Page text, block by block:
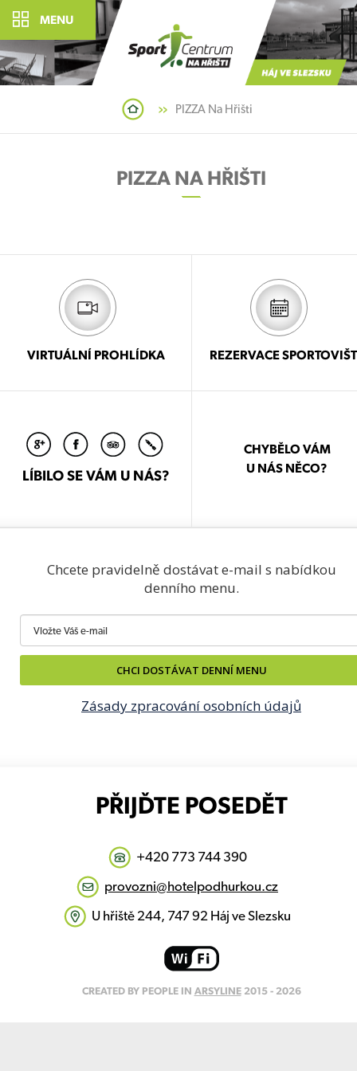
MENU
PIZZA Na Hřišti
PIZZA NA HŘIŠTI
VIRTUÁLNÍ PROHLÍDKA REZERVACE
LÍBILO SE VÁM U NÁS?
CHYBĚLO VÁM
U NÁS NĚCO?
Chcete pravidelně dostávat e-mail s nabídkou
denního menu.
CHCI DOSTÁVAT DENNÍ MENU
Zásady zpracování osobních údajů
PŘIJĎTE POSEDĚT
+420 773 744 390
provozni@hotelpodhurkou.cz
U hřiště 244, 747 92 Háj ve Slezsku
CREATED BY PEOPLE IN ARSYLINE2015 - 2026